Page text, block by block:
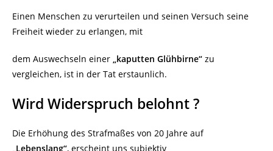
Einen Menschen zu verurteilen und seinen Versuch seine
Freiheit wieder zu erlangen, mit
dem Auswechseln einer „kaputten Glühbirne“ zu
vergleichen, ist in der Tat erstaunlich.
Wird Widerspruch belohnt ?
Die Erhöhung des Strafmaßes von 20 Jahre auf
„Lebenslang“, erscheint uns subjektiv